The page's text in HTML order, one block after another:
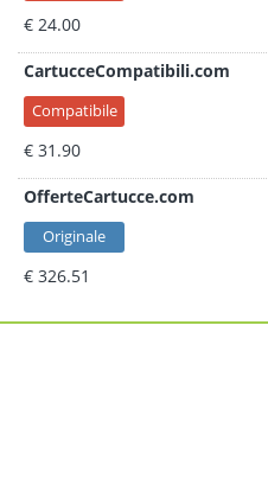
€ 24.00
CartucceCompatibili.com
Compatibile
€ 31.90
OfferteCartucce.com
Originale
€ 326.51